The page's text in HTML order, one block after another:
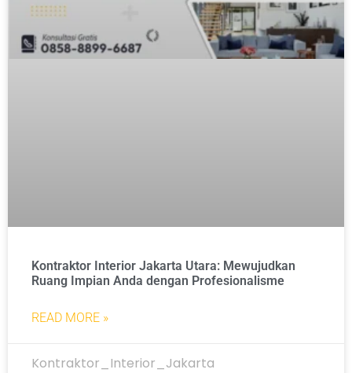
Kontraktor Interior Jakarta Utara: Mewujudkan
Ruang Impian Anda dengan Profesionalisme
READ MORE »
Kontraktor_Interior_Jakarta